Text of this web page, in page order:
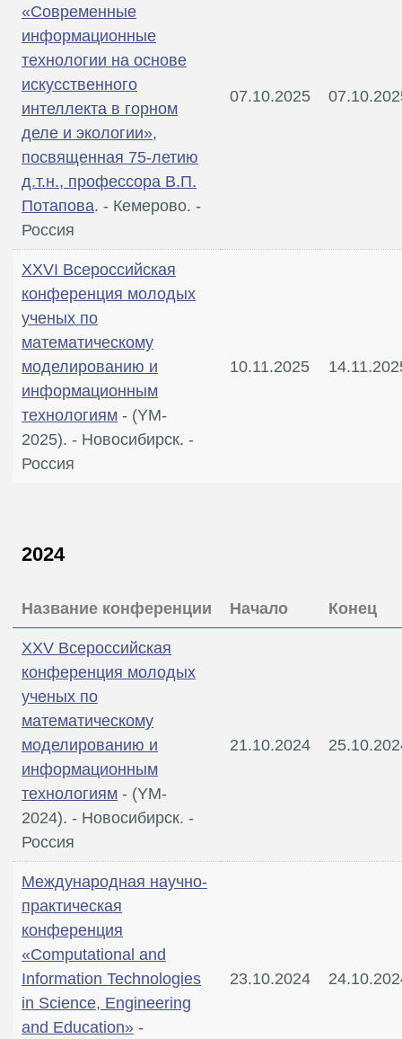
«Современные
информационные
технологии на основе
искусственного
интеллекта в горном
деле и экологии»,
посвященная 75-летию
д.т.н., профессора В.П.
Потапова. - Кемерово. -
Россия
07.10.2025
XXVI Всероссийская
конференция молодых
ученых по
математическому
моделированию и
информационным
технологиям - (YM-
2025). - Новосибирск. -
Россия
10.11.2025
2024
Название конференции Начало Конец
XXV Всероссийская
конференция молодых
ученых по
математическому
моделированию и
информационным
технологиям - (YM-
2024). - Новосибирск. -
Россия
21.10.2024
Международная научно-
практическая
конференция
«Computational and
Information Technologies
in Science, Engineering
and Education» -
23.10.2024